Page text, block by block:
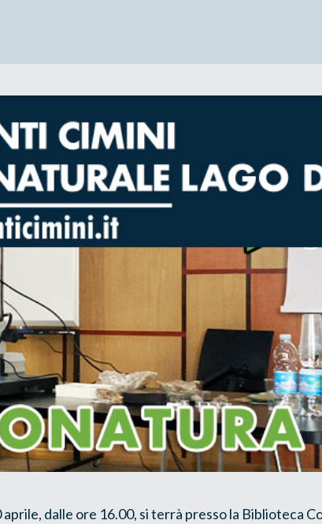
aprile, dalle ore 16.00, si terrà presso la Biblioteca